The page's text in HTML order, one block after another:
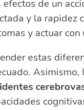
efectos de un
y la rapidez
y actuar con
estas
Asimismo,